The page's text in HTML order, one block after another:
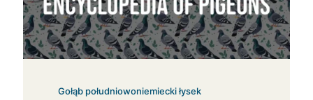
Gołąb południowoniemiecki łysek